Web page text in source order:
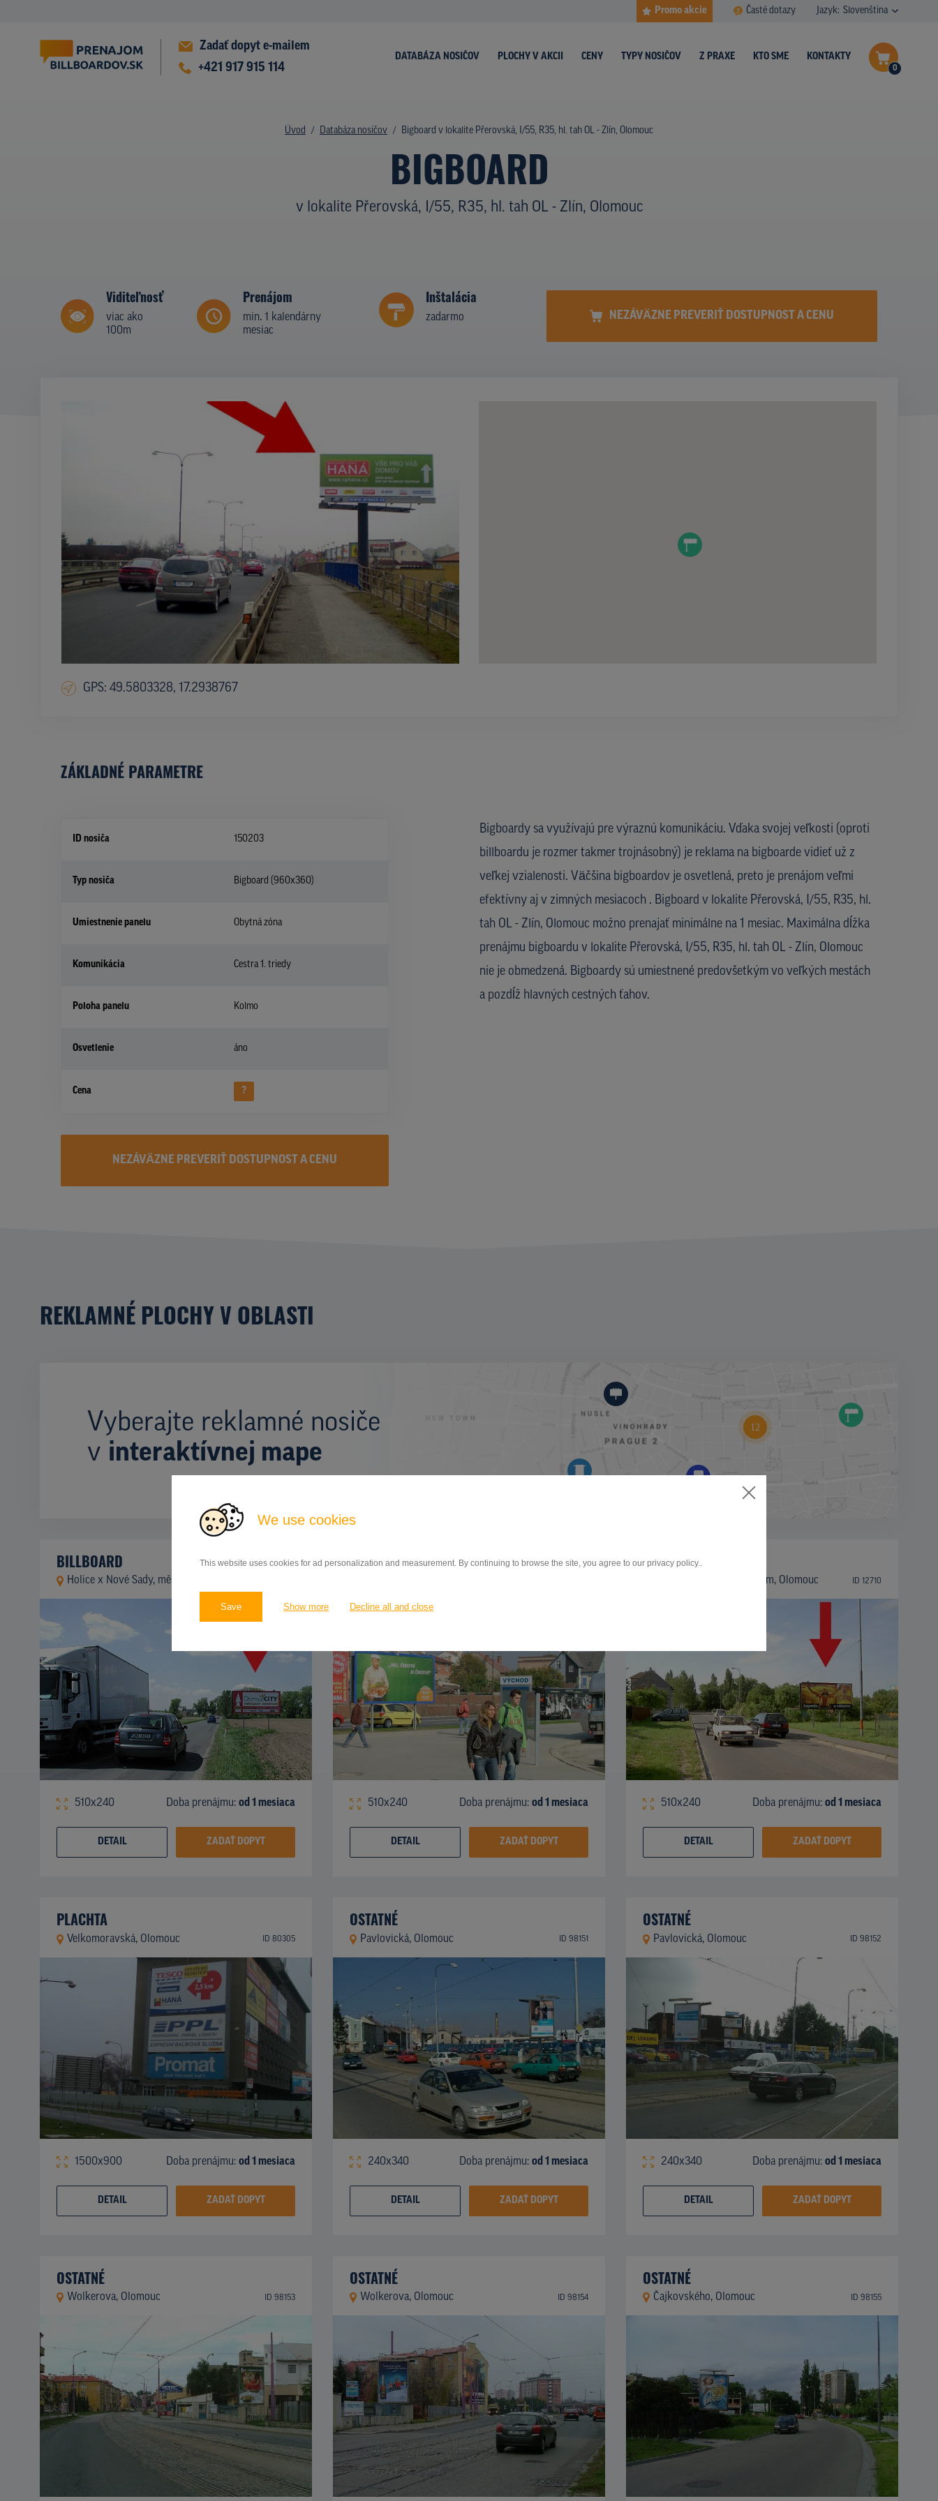
We use cookies
This website uses cookies for ad personalization and measurement. By continuing to browse the site, you agree to our privacy policy..
Save Show more Decline all and close
Promo akcie Časté dotazy Jazyk: Slovenština
Zadať dopyt e-mailem
+421 917 915 114
0
DATABÁZA NOSIČOV PLOCHY V AKCII CENY TYPY NOSIČOV Z PRAXE KTO SME KONTAKTY
Úvod Databáza nosičov Bigboard v lokalite Přerovská, I/55, R35, hl. tah OL - Zlín, Olomouc
BIGBOARD
v lokalite Přerovská, I/55, R35, hl. tah OL - Zlín, Olomouc
Viditeľnosť
viac ako
100m
Prenájom
min. 1 kalendárny
mesiac
Inštalácia
zadarmo NEZÁVÄZNE PREVERIŤ DOSTUPNOST A CENU
GPS: 49.5803328, 17.2938767
ZÁKLADNÉ PARAMETRE
ID nosiča 150203
Typ nosiča Bigboard (960x360)
Umiestnenie panelu Obytná zóna
Komunikácia Cestra 1. triedy
Poloha panelu Kolmo
Osvetlenie áno
Cena ?
Bigboardy sa využívajú pre výraznú komunikáciu. Vďaka svojej veľkosti (oproti
billboardu je rozmer takmer trojnásobný) je reklama na bigboarde vidieť už z
veľkej vzialenosti. Väčšina bigboardov je osvetlená, preto je prenájom veľmi
efektívny aj v zimných mesiacoch . Bigboard v lokalite Přerovská, I/55, R35, hl.
tah OL - Zlín, Olomouc možno prenajať minimálne na 1 mesiac. Maximálna dĺžka
prenájmu bigboardu v lokalite Přerovská, I/55, R35, hl. tah OL - Zlín, Olomouc
nie je obmedzená. Bigboardy sú umiestnené predovšetkým vo veľkých mestách
a pozdĺž hlavných cestných ťahov.
NEZÁVÄZNE PREVERIŤ DOSTUPNOST A CENU
REKLAMNÉ PLOCHY V OBLASTI
Vyberajte reklamné nosiče
v interaktívnej mape
BILLBOARD
Holice x Nové Sady, měst. okruh, Olomouc
510x240 Doba prenájmu: od 1 mesiaca
DETAIL ZADAŤ DOPYT
BILLBOARD
510x240 Doba prenájmu: od 1 mesiaca
DETAIL ZADAŤ DOPYT
BILLBOARD
Jablonského, směr centrum, Olomouc ID 12710
510x240 Doba prenájmu: od 1 mesiaca
DETAIL ZADAŤ DOPYT
PLACHTA
Velkomoravská, Olomouc ID 80305
1500x900 Doba prenájmu: od 1 mesiaca
DETAIL ZADAŤ DOPYT
OSTATNÉ
Pavlovická, Olomouc ID 98151
240x340 Doba prenájmu: od 1 mesiaca
DETAIL ZADAŤ DOPYT
OSTATNÉ
Pavlovická, Olomouc ID 98152
240x340 Doba prenájmu: od 1 mesiaca
DETAIL ZADAŤ DOPYT
OSTATNÉ
Wolkerova, Olomouc ID 98153
OSTATNÉ
Wolkerova, Olomouc ID 98154
OSTATNÉ
Čajkovského, Olomouc ID 98155